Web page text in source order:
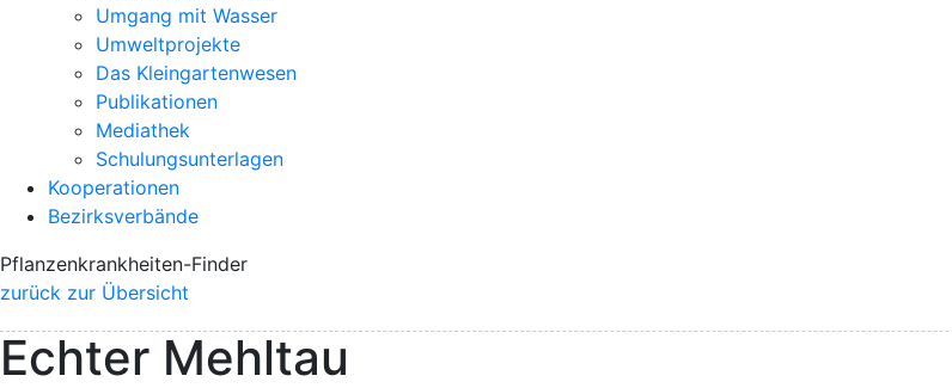
Umgang mit Wasser
Umweltprojekte
Das Kleingartenwesen
Publikationen
Mediathek
Schulungsunterlagen
Kooperationen
Bezirksverbände
Pflanzenkrankheiten-Finder
zurück zur Übersicht
Echter Mehltau